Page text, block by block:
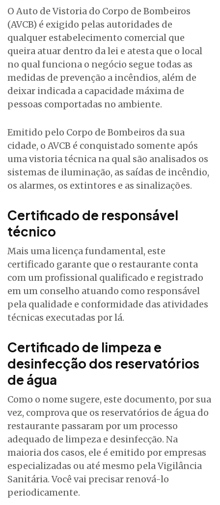
O Auto de Vistoria do Corpo de Bombeiros
(AVCB) é exigido pelas autoridades de
qualquer estabelecimento comercial que
queira atuar dentro da lei e atesta que o local
no qual funciona o negócio segue todas as
medidas de prevenção a incêndios, além de
deixar indicada a capacidade máxima de
pessoas comportadas no ambiente.
Emitido pelo Corpo de Bombeiros da sua
cidade, o AVCB é conquistado somente após
uma vistoria técnica na qual são analisados os
sistemas de iluminação, as saídas de incêndio,
os alarmes, os extintores e as sinalizações.
Certificado de responsável
técnico
Mais uma licença fundamental, este
certificado garante que o restaurante conta
com um profissional qualificado e registrado
em um conselho atuando como responsável
pela qualidade e conformidade das atividades
técnicas executadas por lá.
Certificado de limpeza e
desinfecção dos reservatórios
de água
Como o nome sugere, este documento, por sua
vez, comprova que os reservatórios de água do
restaurante passaram por um processo
adequado de limpeza e desinfecção. Na
maioria dos casos, ele é emitido por empresas
especializadas ou até mesmo pela Vigilância
Sanitária. Você vai precisar renová-lo
periodicamente.